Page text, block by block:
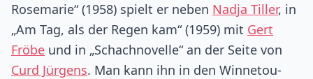
Rosemarie“ (1958) spielt er neben Nadja Tiller, in
„Am Tag, als der Regen kam“ (1959) mit Gert
Fröbe und in „Schachnovelle“ an der Seite von
Curd Jürgens. Man kann ihn in den Winnetou-